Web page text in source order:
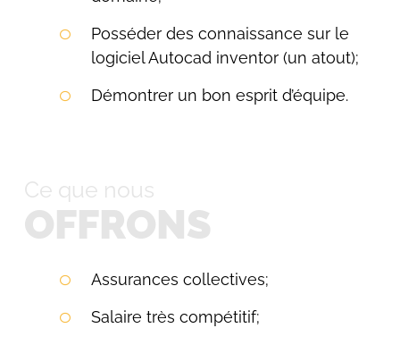
Posséder des connaissance sur le
logiciel Autocad inventor (un atout);
Démontrer un bon esprit d’équipe.
Ce que nous
OFFRONS
Assurances collectives;
Salaire très compétitif;